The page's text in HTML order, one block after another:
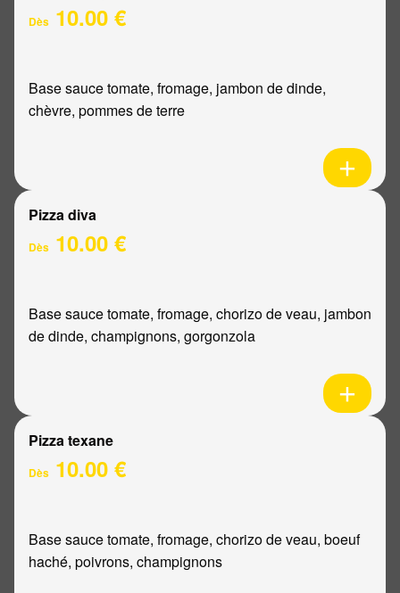
Dès 10.00 €
Base sauce tomate, fromage, jambon de dinde,
chèvre, pommes de terre
Pizza diva
Dès 10.00 €
Base sauce tomate, fromage, chorizo de veau, jambon
de dinde, champignons, gorgonzola
Pizza texane
Dès 10.00 €
Base sauce tomate, fromage, chorizo de veau, boeuf
haché, poivrons, champignons